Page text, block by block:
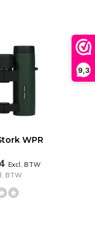
9,3
WPR
Excl. BTW
BTW